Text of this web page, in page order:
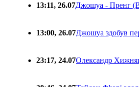
13:11, 26.07Джошуа - Пренг
13:00, 26.07Джошуа здобув
23:17, 24.07Олександр